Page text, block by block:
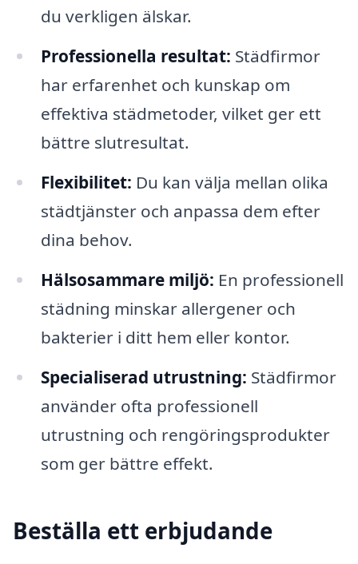
du verkligen älskar.
Professionella resultat: Städfirmor
har erfarenhet och kunskap om
effektiva städmetoder, vilket ger ett
bättre slutresultat.
Flexibilitet: Du kan välja mellan olika
städtjänster och anpassa dem efter
dina behov.
Hälsosammare miljö: En professionell
städning minskar allergener och
bakterier i ditt hem eller kontor.
Specialiserad utrustning: Städfirmor
använder ofta professionell
utrustning och rengöringsprodukter
som ger bättre effekt.
Beställa ett erbjudande